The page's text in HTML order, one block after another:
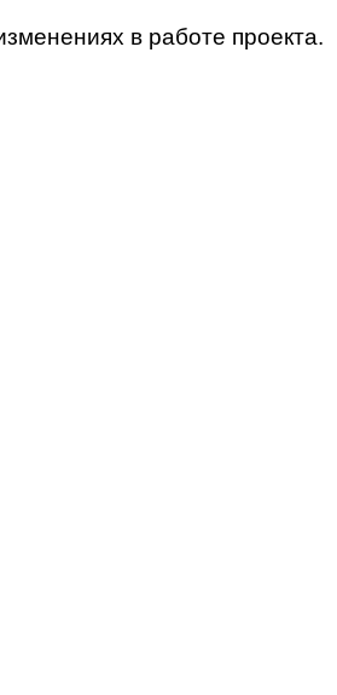
в работе проекта.